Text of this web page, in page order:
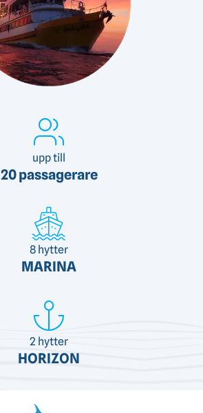
upp till
20 passagerare
8 hytter
MARINA
2 hytter
HORIZON